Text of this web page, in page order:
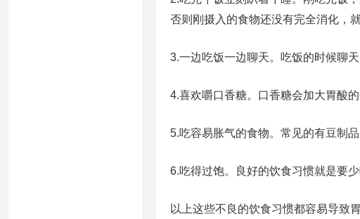
否则刚摄入的食物还没有完全消化，
3.一边吃饭一边聊天。吃饭的时候聊
4.喜欢嚼口香糖。口香糖会加大胃酸
5.吃容易胀气的食物。常见的有豆制
6.吃得过饱。良好的饮食习惯就是要
以上这些不良的饮食习惯都容易导致